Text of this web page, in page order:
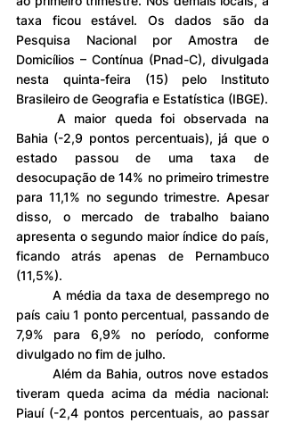
taxa ficou estável. Os dados são da
Pesquisa Nacional por Amostra de
Domicílios – Contínua (Pnad-C), divulgada
nesta quinta-feira (15) pelo Instituto
Brasileiro de Geografia e Estatística (IBGE).
Bahia (-2,9 pontos percentuais), já que o
estado passou de uma taxa de
desocupação de 14% no primeiro trimestre
para 11,1% no segundo trimestre. Apesar
disso, o mercado de trabalho baiano
apresenta o segundo maior índice do país,
ficando atrás apenas de Pernambuco
(11,5%).
país caiu 1 ponto percentual, passando de
7,9% para 6,9% no período, conforme
divulgado no fim de julho.
tiveram queda acima da média nacional:
Piauí (-2,4 pontos percentuais, ao passar